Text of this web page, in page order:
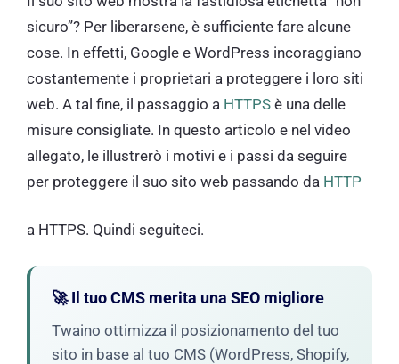
sicuro”? Per liberarsene, è sufficiente fare alcune
cose. In effetti, Google e WordPress incoraggiano
costantemente i proprietari a proteggere i loro siti
web. A tal fine, il passaggio a HTTPS è una delle
misure consigliate. In questo articolo e nel video
allegato, le illustrerò i motivi e i passi da seguire
per proteggere il suo sito web passando da HTTP
a HTTPS. Quindi seguiteci.
🚀 Il tuo CMS merita una SEO migliore
Twaino ottimizza il posizionamento del tuo
sito in base al tuo CMS (WordPress, Shopify,